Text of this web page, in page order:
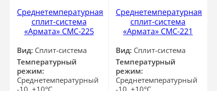
Среднетемпературная
сплит-система
«Армата» СМС-225
Вид: Сплит-система
Температурный
режим:
Среднетемпературный
-10..+10°С
Среднетемпературная
сплит-система
«Армата» СМС-221
Вид: Сплит-система
Температурный
режим:
Среднетемпературный
-10..+10°С